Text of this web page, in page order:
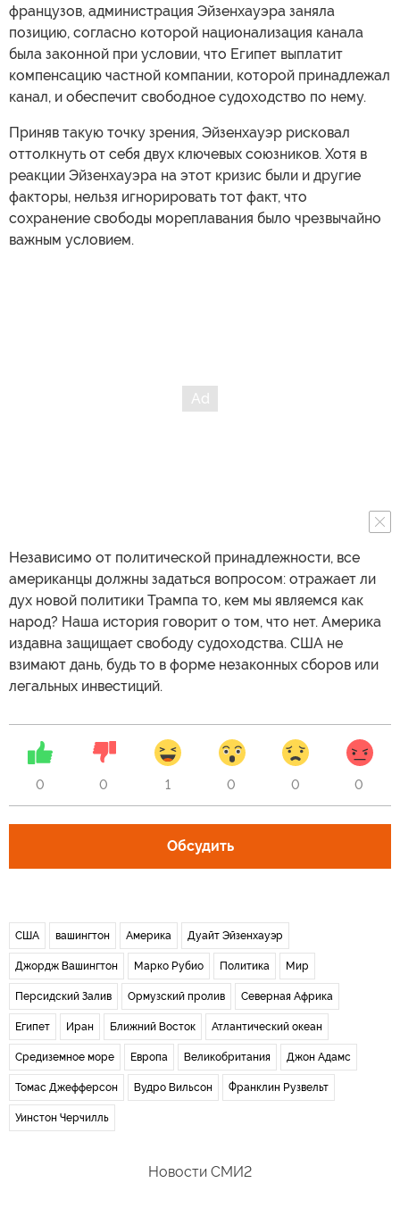
французов, администрация Эйзенхауэра заняла
позицию, согласно которой национализация канала
была законной при условии, что Египет выплатит
компенсацию частной компании, которой принадлежал
канал, и обеспечит свободное судоходство по нему.
Приняв такую точку зрения, Эйзенхауэр рисковал
оттолкнуть от себя двух ключевых союзников. Хотя в
реакции Эйзенхауэра на этот кризис были и другие
факторы, нельзя игнорировать тот факт, что
сохранение свободы мореплавания было чрезвычайно
важным условием.
Независимо от политической принадлежности, все
американцы должны задаться вопросом: отражает ли
дух новой политики Трампа то, кем мы являемся как
народ? Наша история говорит о том, что нет. Америка
издавна защищает свободу судоходства. США не
взимают дань, будь то в форме незаконных сборов или
легальных инвестиций.
0 0 1 0 0 0
Обсудить
США вашингтон Америка Дуайт Эйзенхауэр
Джордж Вашингтон Марко Рубио Политика Мир
Персидский Залив Ормузский пролив Северная Африка
Египет Иран Ближний Восток Атлантический океан
Средиземное море Европа Великобритания Джон Адамс
Томас Джефферсон Вудро Вильсон Франклин Рузвельт
Уинстон Черчилль
Новости СМИ2